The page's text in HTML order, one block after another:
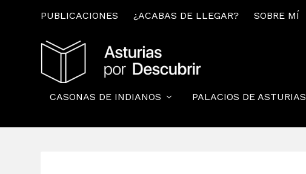
PUBLICACIONES ¿ACABAS DE LLEGAR? SOBRE MÍ
CASONAS DE INDIANOS PALACIOS DE ASTURIAS